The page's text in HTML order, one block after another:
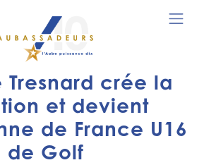
Tresnard crée la
et devient
de France U16
de Golf